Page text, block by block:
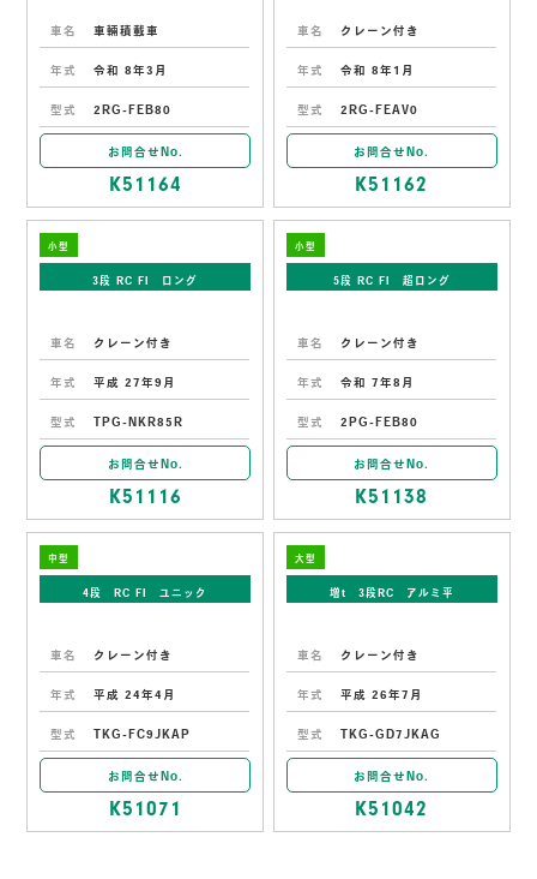
車名 車輛積載車
年式 令和 8年3月
型式 2RG-FEB80
お問合せNo.
K51164
車名 クレーン付き
年式 令和 8年1月
型式 2RG-FEAV0
お問合せNo.
K51162
小型
3段 RC FI ロング
車名 クレーン付き
年式 平成 27年9月
型式 TPG-NKR85R
お問合せNo.
K51116
小型
5段 RC FI 超ロング
車名 クレーン付き
年式 令和 7年8月
型式 2PG-FEB80
お問合せNo.
K51138
中型
4段 RC FI ユニック
車名 クレーン付き
年式 平成 24年4月
型式 TKG-FC9JKAP
お問合せNo.
K51071
大型
増t 3段RC アルミ平
車名 クレーン付き
年式 平成 26年7月
型式 TKG-GD7JKAG
お問合せNo.
K51042